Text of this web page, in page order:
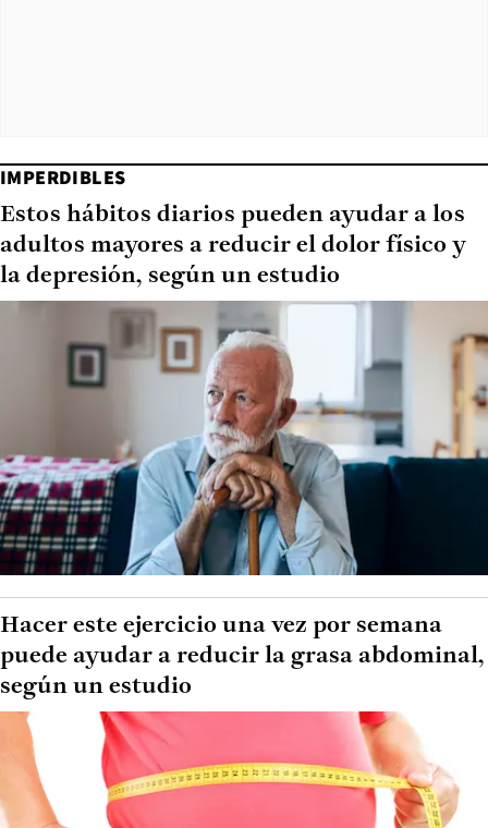
IMPERDIBLES
Estos hábitos diarios pueden ayudar a los
adultos mayores a reducir el dolor físico y
la depresión, según un estudio
Hacer este ejercicio una vez por semana
puede ayudar a reducir la grasa abdominal,
según un estudio